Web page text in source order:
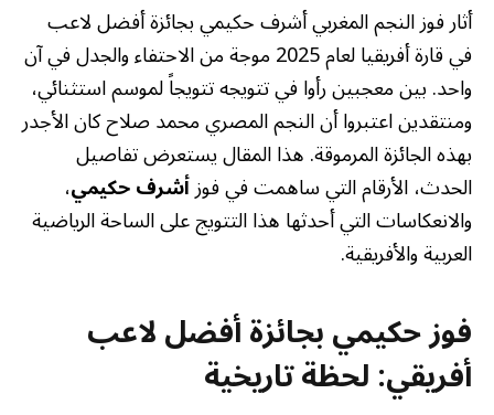
أثار فوز النجم المغربي أشرف حكيمي بجائزة أفضل لاعب
في قارة أفريقيا لعام 2025 موجة من الاحتفاء والجدل في آن
واحد. بين معجبين رأوا في تتويجه تتويجاً لموسم استثنائي،
ومنتقدين اعتبروا أن النجم المصري محمد صلاح كان الأجدر
بهذه الجائزة المرموقة. هذا المقال يستعرض تفاصيل
الحدث، الأرقام التي ساهمت في فوزأشرف حكيمي،
والانعكاسات التي أحدثها هذا التتويج على الساحة الرياضية
العربية والأفريقية.
فوز حكيمي بجائزة أفضل لاعب
أفريقي: لحظة تاريخية